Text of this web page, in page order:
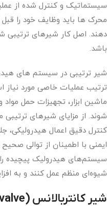
سیستماتیک و کنترل شده از
محرک ها باید وظایف خود را
دهند. اصل کار شیرهای
باشد.
شیر ترتیبی در سیستم های
ترتیب عملیات خاصی مورد نیاز
ماشین ابزار، تجهیزات حمل
شوند. از مزایای شیرهای ترتیبی
کنترل دقیق اعمال هیدرولیکی،
ایمنی با اطمینان از توالی
سیستم‌های هیدرولیک پیچیده را
شیوه‌ای منظم عمل کنند و به
شیر کانتربالانس (counterbalance valve)